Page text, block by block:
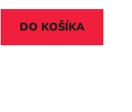
DO KOŠÍKA